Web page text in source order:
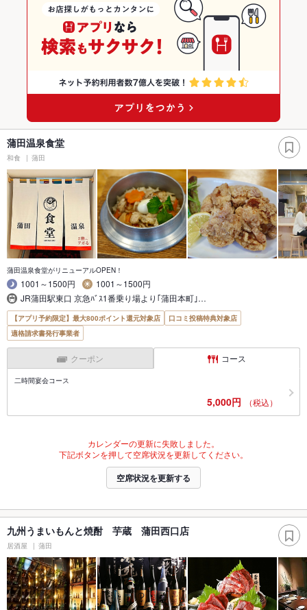
蒲田温泉食堂
和食 蒲田
蒲田温泉食堂がリニューアルOPEN！
1001～1500円
1001～1500円
JR蒲田駅東口 京急ﾊﾞｽ1番乗り場より｢蒲田本町｣…
【アプリ予約限定】最大800ポイント還元対象店
口コミ投稿特典対象店
適格請求書発行事業者
クーポン コース
二時間宴会コース
5,000円 （税込）
カレンダーの更新に失敗しました。
下記ボタンを押して空席状況を更新してください。
空席状況を更新する
九州うまいもんと焼酎 芋蔵 蒲田西口店
居酒屋 蒲田